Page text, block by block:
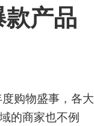
产品
购物盛事，各大
的商家也不例